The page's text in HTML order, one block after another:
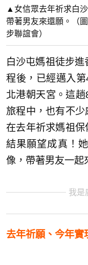
▲女信眾去年祈求白
帶著男友來還願。（
步聯誼會）
白沙屯媽祖徒步
程後，已經邁入
北港朝天宮。這
旅程中，也有不
在去年祈求媽祖保
結果願望成真！
像，帶著男友一起
我是
去年祈願、今年